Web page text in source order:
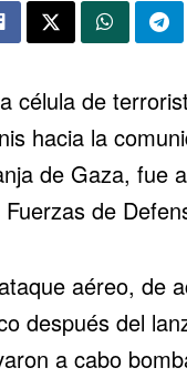
célula de
hacia la
de Gaza, fue
Fuerzas de
aéreo, de
después del
a cabo